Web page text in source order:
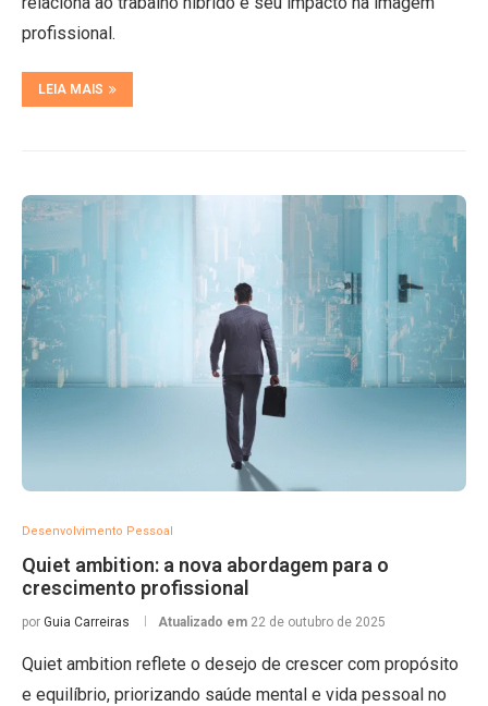
profissional.
LEIA MAIS
Desenvolvimento Pessoal
Quiet ambition: a nova abordagem para o
crescimento profissional
por Guia Carreiras Atualizado em 22 de outubro de 2025
Quiet ambition reflete o desejo de crescer com propósito
e equilíbrio, priorizando saúde mental e vida pessoal no